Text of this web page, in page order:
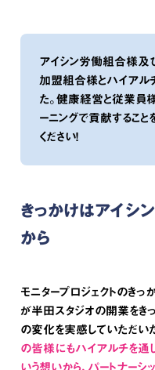
アイシン労働組合様及
加盟組合様とハイアル
た。健康経営と従業員
ーニングで貢献すること
ください！
きっかけはアイシ
から
モニタープロジェクトのき
が半田スタジオの開業をき
の変化を実感していただいた
の皆様にもハイアルチを通
いう想いから、パートナーシ